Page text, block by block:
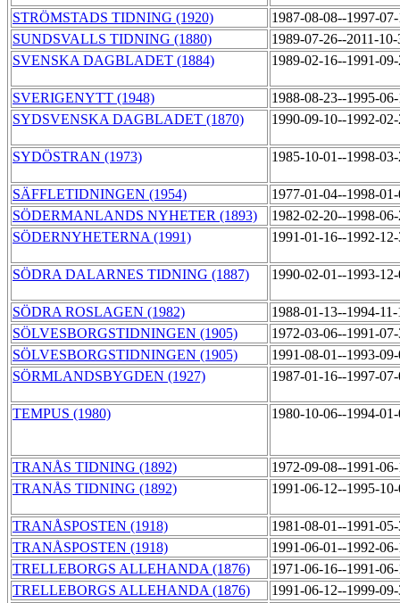
STRÖMSTADS TIDNING (1920)
1987-08-08--1997-
SUNDSVALLS TIDNING (1880)
1989-07-26--2011-
SVENSKA DAGBLADET (1884)
1989-02-16--1991-
SVERIGENYTT (1948)
1988-08-23--1995-
SYDSVENSKA DAGBLADET (1870)
1990-09-10--1992-
SYDÖSTRAN (1973) 1985-10-01--1998-
SÄFFLETIDNINGEN (1954)
1977-01-04--1998-
SÖDERMANLANDS NYHETER (1893)
1982-02-20--1998-
SÖDERNYHETERNA (1991)
1991-01-16--1992-
SÖDRA DALARNES TIDNING (1887) 1990-02-01--1993-
SÖDRA ROSLAGEN (1982)
1988-01-13--1994-
SÖLVESBORGSTIDNINGEN (1905)
1972-03-06--1991-
SÖLVESBORGSTIDNINGEN (1905)
1991-08-01--1993-
SÖRMLANDSBYGDEN (1927)
1987-01-16--1997-
TEMPUS (1980) 1980-10-06--1994-
TRANÅS TIDNING (1892)
1972-09-08--1991-
TRANÅS TIDNING (1892)
1991-06-12--1995-
TRANÅSPOSTEN (1918)
1981-08-01--1991-
TRANÅSPOSTEN (1918)
1991-06-01--1992-
TRELLEBORGS ALLEHANDA (1876)
1971-06-16--1991-
TRELLEBORGS ALLEHANDA (1876)
1991-06-12--1999-